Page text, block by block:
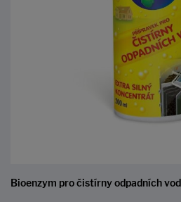
Bioenzym pro čistírny odpadních